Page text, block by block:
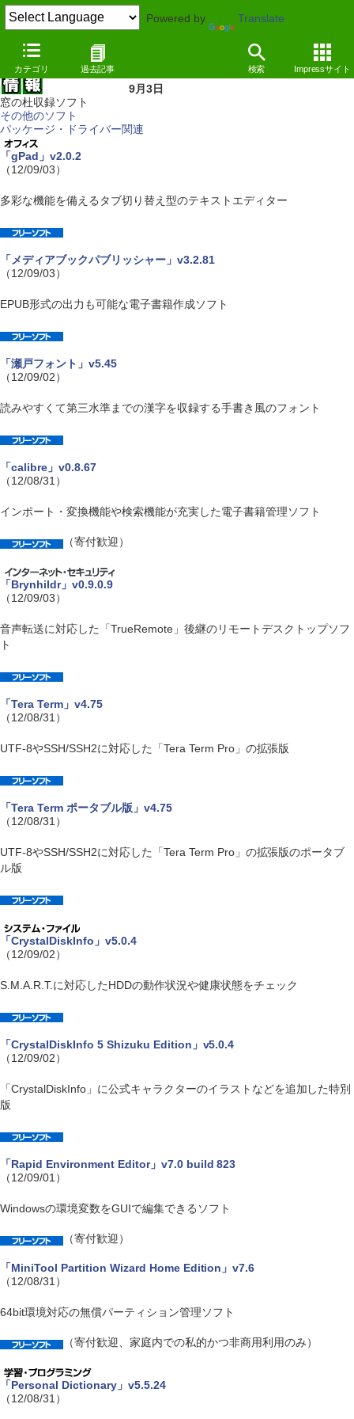
Powered by Translate
カテゴリ 過去記事 検索 Impressサイト
9月3日
窓の杜収録ソフト
その他のソフト
パッケージ・ドライバー関連
「gPad」v2.0.2
（12/09/03）
多彩な機能を備えるタブ切り替え型のテキストエディター
「メディアブックパブリッシャー」v3.2.81
（12/09/03）
EPUB形式の出力も可能な電子書籍作成ソフト
「瀬戸フォント」v5.45
（12/09/02）
読みやすくて第三水準までの漢字を収録する手書き風のフォント
「calibre」v0.8.67
（12/08/31）
インポート・変換機能や検索機能が充実した電子書籍管理ソフト
（寄付歓迎）
「Brynhildr」v0.9.0.9
（12/09/03）
音声転送に対応した「TrueRemote」後継のリモートデスクトップソフ
ト
「Tera Term」v4.75
（12/08/31）
UTF-8やSSH/SSH2に対応した「Tera Term Pro」の拡張版
「Tera Term ポータブル版」v4.75
（12/08/31）
UTF-8やSSH/SSH2に対応した「Tera Term Pro」の拡張版のポータブ
ル版
「CrystalDiskInfo」v5.0.4
（12/09/02）
S.M.A.R.T.に対応したHDDの動作状況や健康状態をチェック
「CrystalDiskInfo 5 Shizuku Edition」v5.0.4
（12/09/02）
「CrystalDiskInfo」に公式キャラクターのイラストなどを追加した特別
版
「Rapid Environment Editor」v7.0 build 823
（12/09/01）
Windowsの環境変数をGUIで編集できるソフト
（寄付歓迎）
「MiniTool Partition Wizard Home Edition」v7.6
（12/08/31）
64bit環境対応の無償パーティション管理ソフト
（寄付歓迎、家庭内での私的かつ非商用利用のみ）
「Personal Dictionary」v5.5.24
（12/08/31）